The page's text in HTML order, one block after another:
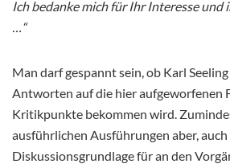
Ich bedanke mich für Ihr Interesse und
…“
Man darf gespannt sein, ob Karl
Antworten auf die hier aufgeworfenen
Kritikpunkte bekommen wird.
ausführlichen Ausführungen aber,
Diskussionsgrundlage für an den